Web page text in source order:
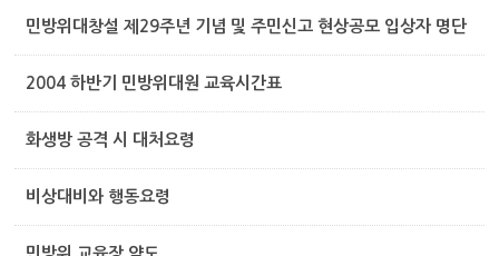
민방위대창설 제29주년 기념 및 주민신고 현상공모 입상자 명단
2004 하반기 민방위대원 교육시간표
화생방 공격 시 대처요령
비상대비와 행동요령